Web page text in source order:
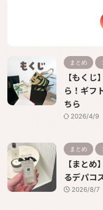
まとめ
【もく
ら！ギフ
ちら
2026/4/9
まとめ
【まと
るデパコ
2026/8/7